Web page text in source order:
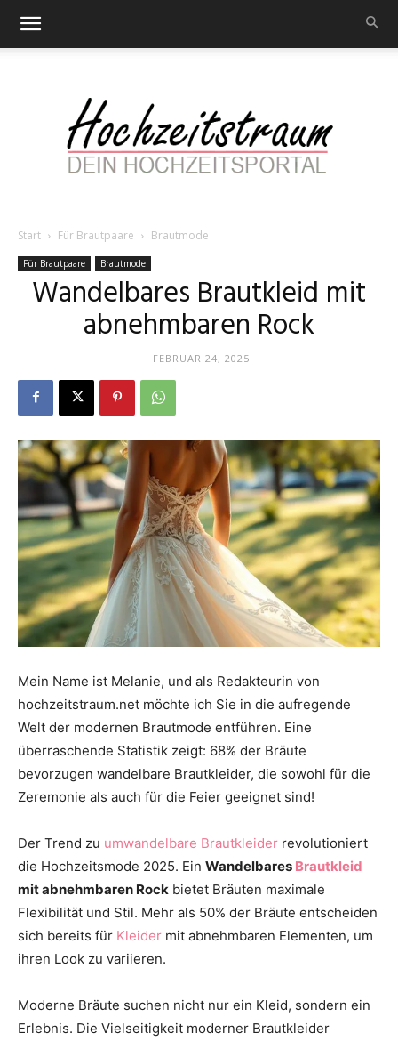
–
Portal
rund
das
Hochzeit
Start Für Brautpaare Brautmode
Für Brautpaare Brautmode
Wandelbares Brautkleid mit
abnehmbaren Rock
FEBRUAR 24, 2025
Mein Name ist Melanie, und als Redakteurin von
hochzeitstraum.net möchte ich Sie in die aufregende
Welt der modernen Brautmode entführen. Eine
überraschende Statistik zeigt: 68% der Bräute
bevorzugen wandelbare Brautkleider, die sowohl für die
Zeremonie als auch für die Feier geeignet sind!
Der Trend zu umwandelbare Brautkleider revolutioniert
die Hochzeitsmode 2025. Ein Wandelbares Brautkleid
mit abnehmbaren Rock bietet Bräuten maximale
Flexibilität und Stil. Mehr als 50% der Bräute entscheiden
sich bereits für Kleider mit abnehmbaren Elementen, um
ihren Look zu variieren.
Moderne Bräute suchen nicht nur ein Kleid, sondern ein
Erlebnis. Die Vielseitigkeit moderner Brautkleider